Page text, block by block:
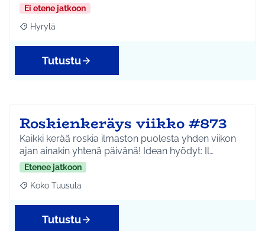
Ei etene jatkoon
Rajaa tulokset aihepiirin mukaan: Hyrylä
Hyrylä
Tutustu
Roskienkeräys viikko #873
Kaikki kerää roskia ilmaston puolesta yhden viikon
ajan ainakin yhtenä päivänä! Idean hyödyt: Il…
Etenee jatkoon
Rajaa tulokset aihepiirin mukaan: Koko Tuusula
Koko Tuusula
Tutustu